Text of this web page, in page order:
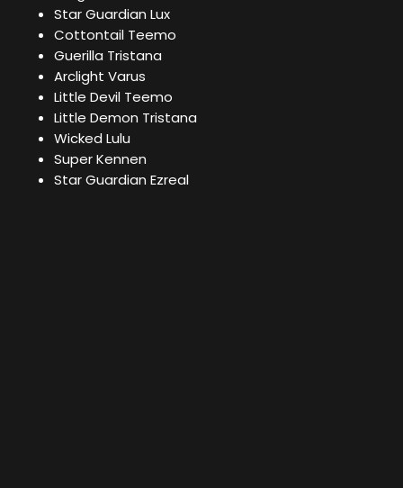
Star Guardian Lux
Cottontail Teemo
Guerilla Tristana
Arclight Varus
Little Devil Teemo
Little Demon Tristana
Wicked Lulu
Super Kennen
Star Guardian Ezreal